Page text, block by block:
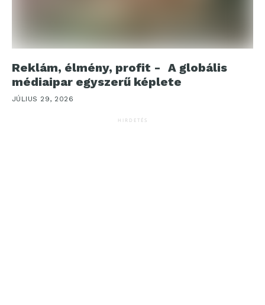
Reklám, élmény, profit - A globális
médiaipar egyszerű képlete
JÚLIUS 29, 2026
HIRDETÉS